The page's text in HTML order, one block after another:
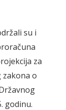
su i
za
zakona o
godinu.